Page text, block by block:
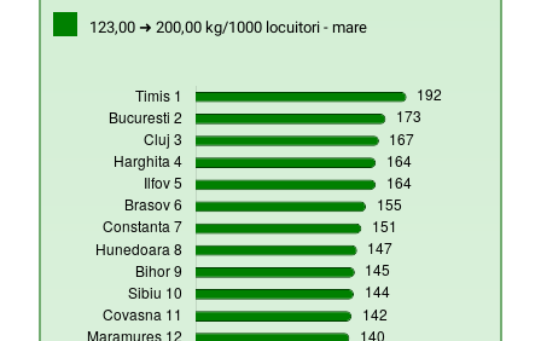
123,00 ➜ 200,00 kg/1000 locuitori - mare